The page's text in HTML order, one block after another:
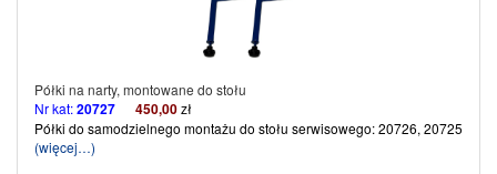
Półki na narty, montowane do stołu
Nr kat:20727 450,00zł
Półki do samodzielnego montażu do stołu serwisowego: 20726, 20725
(więcej…)